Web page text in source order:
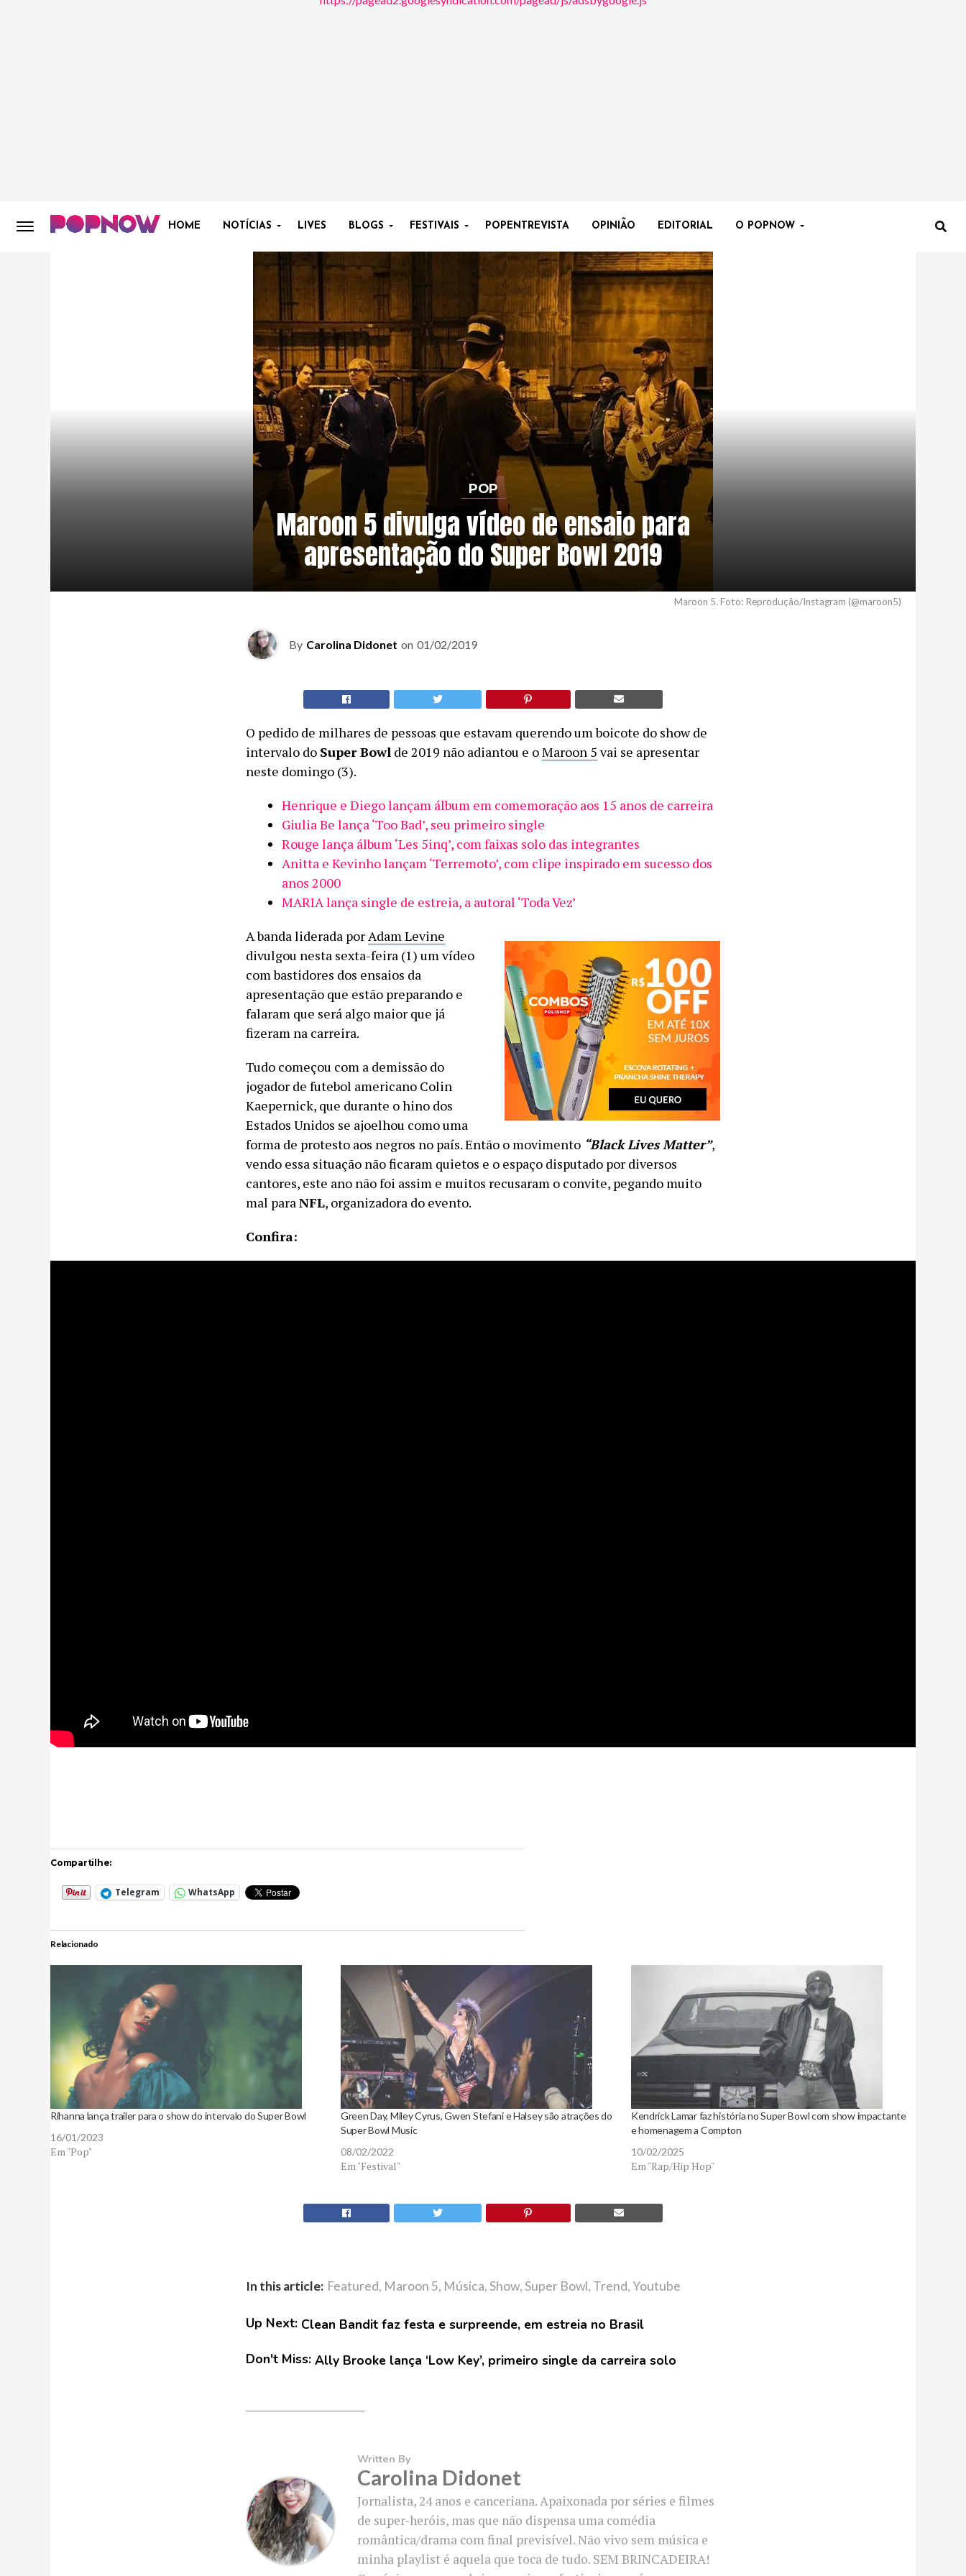
HOME NOTÍCIAS LIVES BLOGS FESTIVAIS POPENTREVISTA OPINIÃO EDITORIAL O POPNOW
POP
Maroon 5 divulga vídeo de ensaio para
apresentação do Super Bowl 2019
Maroon 5. Foto: Reprodução/Instagram (@maroon5)
By Carolina Didonet on 01/02/2019
O pedido de milhares de pessoas que estavam querendo um boicote do show de
intervalo do Super Bowl de 2019 não adiantou e oMaroon 5 vai se apresentar
neste domingo (3).
Henrique e Diego lançam álbum em comemoração aos 15 anos de carreira
Giulia Be lança ‘Too Bad’, seu primeiro single
Rouge lança álbum ‘Les 5inq’, com faixas solo das integrantes
Anitta e Kevinho lançam ‘Terremoto’, com clipe inspirado em sucesso dos
anos 2000
MARIA lança single de estreia, a autoral ‘Toda Vez’
A banda liderada porAdam Levine
divulgou nesta sexta-feira (1) um vídeo
com bastidores dos ensaios da
apresentação que estão preparando e
falaram que será algo maior que já
fizeram na carreira.
Tudo começou com a demissão do
jogador de futebol americano Colin
Kaepernick, que durante o hino dos
Estados Unidos se ajoelhou como uma
forma de protesto aos negros no país. Então o movimento “Black Lives Matter”,
vendo essa situação não ficaram quietos e o espaço disputado por diversos
cantores, este ano não foi assim e muitos recusaram o convite, pegando muito
mal paraNFL, organizadora do evento.
Confira:
Compartilhe:
Telegram WhatsApp
Relacionado
Rihanna lança trailer para o show do intervalo do Super Bowl
16/01/2023
Em "Pop"
Green Day, Miley Cyrus, Gwen Stefani e Halsey são atrações do
Super Bowl Music
08/02/2022
Em "Festival"
Kendrick Lamar faz história no Super Bowl com show impactante
e homenagem a Compton
10/02/2025
Em "Rap/Hip Hop"
In this article: Featured, Maroon 5, Música,Show,Super Bowl, Trend,Youtube
Up Next: Clean Bandit faz festa e surpreende, em estreia no Brasil
Don't Miss: Ally Brooke lança ‘Low Key’, primeiro single da carreira solo
Written By
Carolina Didonet
Jornalista, 24 anos e canceriana. Apaixonada por séries e filmes
de super-heróis, mas que não dispensa uma comédia
romântica/drama com final previsível. Não vivo sem música e
minha playlist é aquela que toca de tudo. SEM BRINCADEIRA!